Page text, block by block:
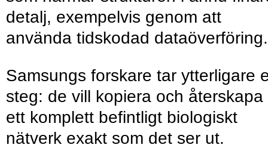
detalj, exempelvis genom att
använda tidskodad dataöverföring.
Samsungs forskare tar ytterligare
steg: de vill kopiera och återskapa
ett komplett befintligt biologiskt
nätverk exakt som det ser ut.